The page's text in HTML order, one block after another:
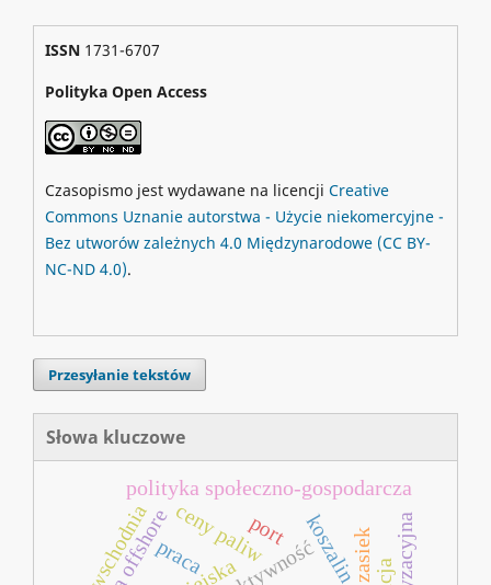
ISSN1731-6707
Polityka Open Access
Czasopismo jest wydawane na licencji Creative
Commons Uznanie autorstwa - Użycie niekomercyjne -
Bez utworów zależnych 4.0 Międzynarodowe (CC BY-
NC-ND 4.0).
Przesyłanie tekstów
Słowa kluczowe
ceny paliw koszalin
polityka społeczno‐gospodarcza
zasiek
praca
port